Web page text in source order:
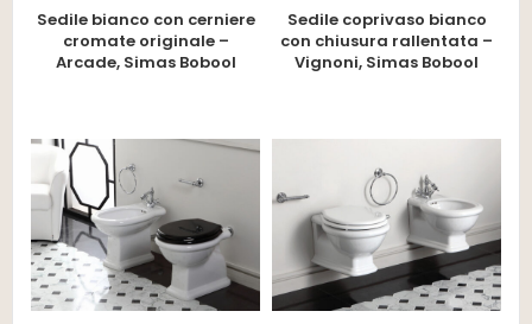
Sedile bianco con cerniere
cromate originale –
Arcade, Simas Bobool
Sedile coprivaso bianco
con chiusura rallentata –
Vignoni, Simas Bobool